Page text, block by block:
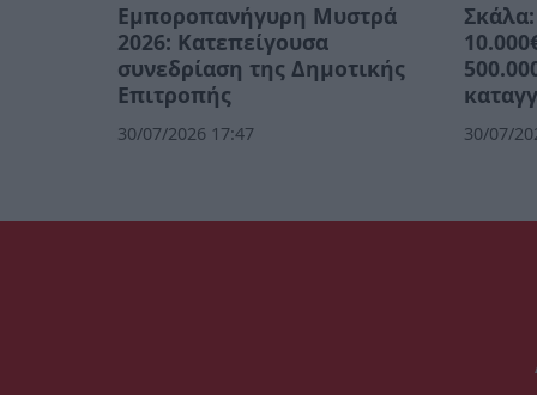
Εμποροπανήγυρη Μυστρά
2026: Κατεπείγουσα
συνεδρίαση της Δημοτικής
Επιτροπής
30/07/2026 17:47 30/07/